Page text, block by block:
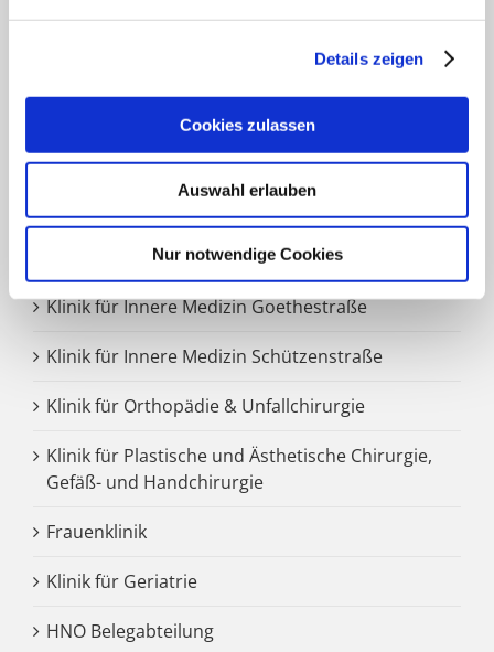
Details zeigen
Cookies zulassen
Auswahl erlauben
Nur notwendige Cookies
Jugendlichen.
FACHBEREICHE
Klinik für Allgemein-, Viszeral- und minimal-
Klinik für Anästhesiologie & Intensivmedizin
Klinik für Innere Medizin Goethestraße
Klinik für Innere Medizin Schützenstraße
Klinik für Orthopädie & Unfallchirurgie
Klinik für Plastische und Ästhetische Chirurgie,
Gefäß- und Handchirurgie
Frauenklinik
Klinik für Geriatrie
HNO Belegabteilung